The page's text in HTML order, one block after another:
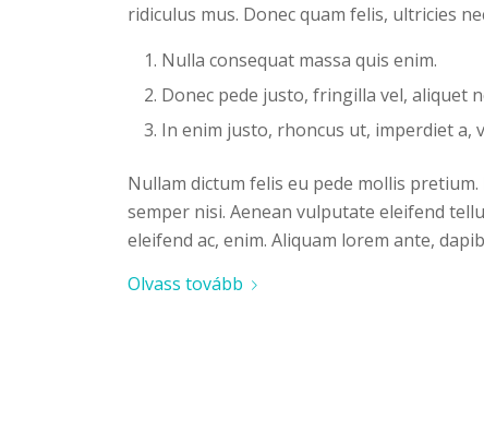
ridiculus mus. Donec quam felis, ultricies
Nulla consequat massa quis enim.
Donec pede justo, fringilla vel, aliquet
In enim justo, rhoncus ut, imperdiet a,
Nullam dictum felis eu pede mollis
semper nisi. Aenean vulputate eleifend
eleifend ac, enim. Aliquam lorem ante,
Olvass tovább